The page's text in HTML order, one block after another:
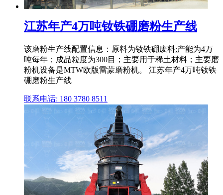
江苏年产4万吨钕铁硼磨粉生产线
该磨粉生产线配置信息：原料为钕铁硼废料;产能为4万
吨每年；成品粒度为300目；主要用于稀土材料；主要磨
粉机设备是MTW欧版雷蒙磨粉机。 江苏年产4万吨钕铁
硼磨粉生产线
联系电话: 180 3780 8511